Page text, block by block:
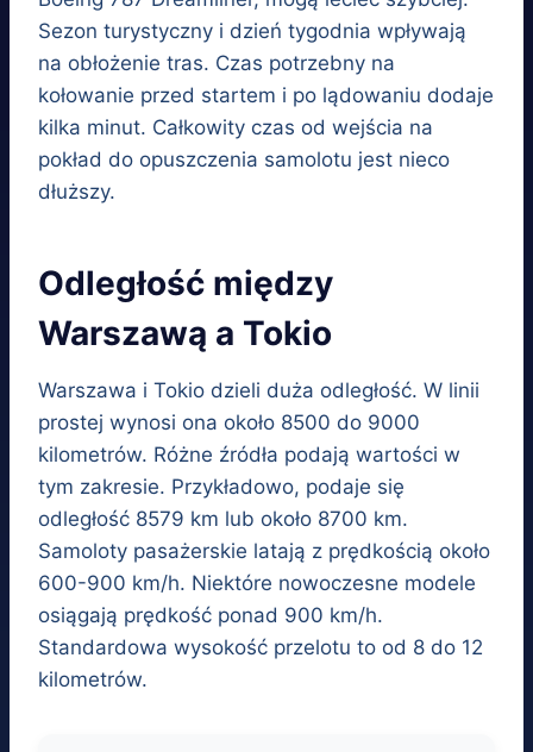
Sezon turystyczny i dzień tygodnia wpływają
na obłożenie tras. Czas potrzebny na
kołowanie przed startem i po lądowaniu dodaje
kilka minut. Całkowity czas od wejścia na
pokład do opuszczenia samolotu jest nieco
dłuższy.
Odległość między
Warszawą a Tokio
Warszawa i Tokio dzieli duża odległość. W linii
prostej wynosi ona około 8500 do 9000
kilometrów. Różne źródła podają wartości w
tym zakresie. Przykładowo, podaje się
odległość 8579 km lub około 8700 km.
Samoloty pasażerskie latają z prędkością około
600-900 km/h. Niektóre nowoczesne modele
osiągają prędkość ponad 900 km/h.
Standardowa wysokość przelotu to od 8 do 12
kilometrów.